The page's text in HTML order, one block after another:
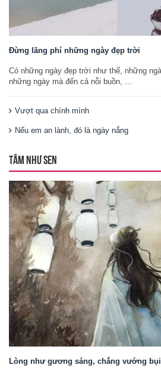
Đừng lãng phí những ngày đẹp trời
Có những ngày đẹp trời như thế, những
những ngày mà đến cả nỗi buồn, ...
Vượt qua chính mình
Nếu em an lành, đó là ngày nắng
TÂM NHƯ SEN
Lòng như gương sáng, chẳng vướng